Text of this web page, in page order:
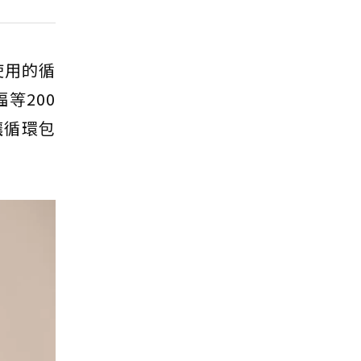
的循
等200
環包